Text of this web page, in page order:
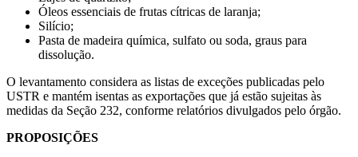
Óleos essenciais de frutas cítricas de laranja;
Silício;
Pasta de madeira química, sulfato ou soda, graus para
dissolução.
O levantamento considera as listas de exceções publicadas pelo
USTR e mantém isentas as exportações que já estão sujeitas às
medidas da Seção 232, conforme relatórios divulgados pelo órgão.
PROPOSIÇÕES